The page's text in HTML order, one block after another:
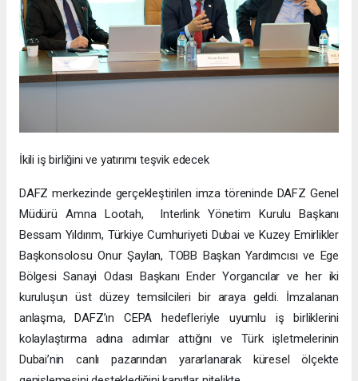
İkili iş birliğini ve yatırımı teşvik edecek
DAFZ merkezinde gerçekleştirilen imza töreninde DAFZ Genel
Müdürü Amna Lootah, Interlink Yönetim Kurulu Başkanı
Bessam Yıldırım, Türkiye Cumhuriyeti Dubai ve Kuzey Emirlikler
Başkonsolosu Onur Şaylan, TOBB Başkan Yardımcısı ve Ege
Bölgesi Sanayi Odası Başkanı Ender Yorgancılar ve her iki
kuruluşun üst düzey temsilcileri bir araya geldi. İmzalanan
anlaşma, DAFZ’ın CEPA hedefleriyle uyumlu iş birliklerini
kolaylaştırma adına adımlar attığını ve Türk işletmelerinin
Dubai’nin canlı pazarından yararlanarak küresel ölçekte